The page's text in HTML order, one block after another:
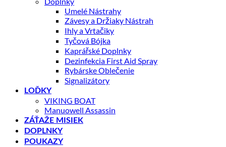
Umelé Nástrahy
Závesy a Držiaky Nástrah
Ihly a Vrtačiky
Tyčová Bójka
Kaprářské Doplnky
Dezinfekcia First Aid Spray
Rybárske Oblečenie
Signalizátory
LOĎKY
VIKING BOAT
Manuowell Assassin
ZÁŤAŽE MISIEK
DOPLNKY
POUKAZY